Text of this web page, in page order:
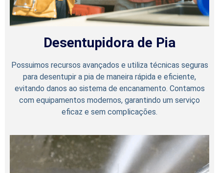
Desentupidora de Pia
Possuimos recursos avançados e utiliza técnicas seguras
para desentupir a pia de maneira rápida e eficiente,
evitando danos ao sistema de encanamento. Contamos
com equipamentos modernos, garantindo um serviço
eficaz e sem complicações.